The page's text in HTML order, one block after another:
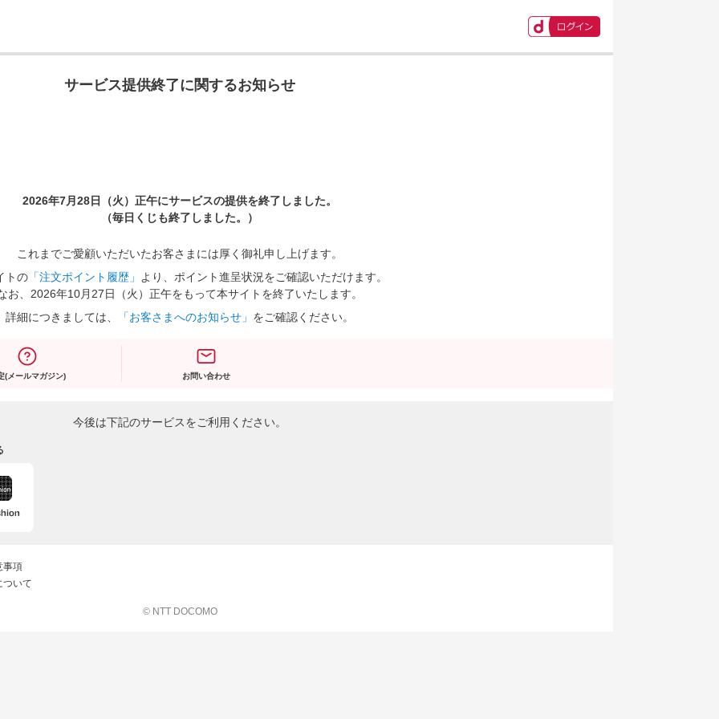
サービス提供終了に関するお知らせ
2026年7月28日（火）正午にサービスの提供を終了しました。
（毎日くじも終了しました。）
これまでご愛顧いただいたお客さまには厚く御礼申し上げます。
トの 「注文ポイント履歴」
より、ポイント進呈状況をご確認いただけます。
お、2026年10月27日（火）正午をもって本サイトを終了いたします。
詳細につきましては、
「お客さまへのお知らせ」 をご確認ください。
(メールマガジン) お問い合わせ
今後は下記のサービスをご利用ください。
事項
ついて
© NTT DOCOMO